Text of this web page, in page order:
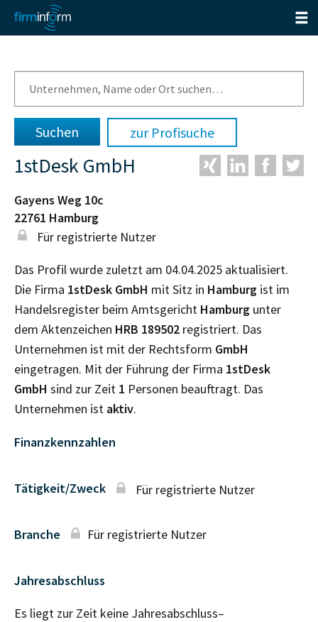
zur Profisuche
1stDesk GmbH
Gayens Weg 10c
22761 Hamburg
Für registrierte Nutzer
Das Profil wurde zuletzt am 04.04.2025 aktualisiert.
Die Firma 1stDesk GmbH mit Sitz in Hamburg ist im
Handelsregister beim Amtsgericht Hamburg unter
dem Aktenzeichen HRB 189502 registriert. Das
Unternehmen ist mit der Rechtsform GmbH
eingetragen. Mit der Führung der Firma 1stDesk
GmbH sind zur Zeit 1 Personen beauftragt. Das
Unternehmen ist aktiv.
Finanzkennzahlen
Tätigkeit/Zweck Für registrierte Nutzer
Branche Für registrierte Nutzer
Jahresabschluss
Es liegt zur Zeit keine Jahresabschluss–